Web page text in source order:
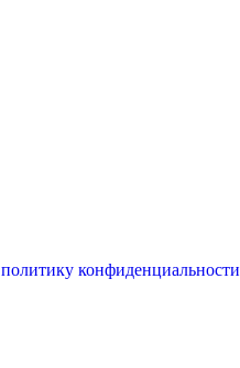
политику конфиденциальности